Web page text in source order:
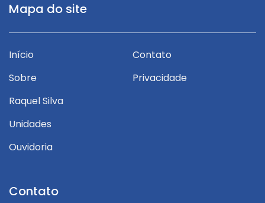
Mapa do site
Início
Sobre
Raquel Silva
Unidades
Ouvidoria
Contato
Privacidade
Contato